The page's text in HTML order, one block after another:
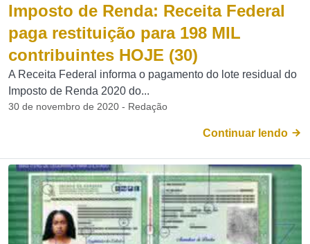
Imposto de Renda: Receita Federal
paga restituição para 198 MIL
contribuintes HOJE (30)
A Receita Federal informa o pagamento do lote residual do
Imposto de Renda 2020 do...
30 de novembro de 2020 - Redação
Continuar lendo